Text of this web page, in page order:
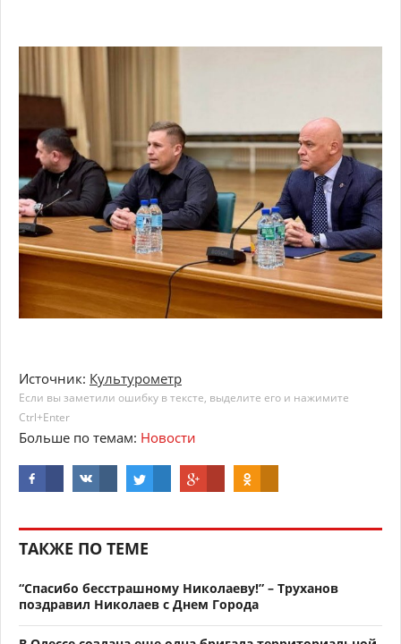
Источник: Культурометр
Если вы заметили ошибку в тексте, выделите его и нажимите
Ctrl+Enter
Больше по темам: Новости
ТАКЖЕ ПО ТЕМЕ
“Спасибо бесстрашному Николаеву!” – Труханов
поздравил Николаев с Днем Города